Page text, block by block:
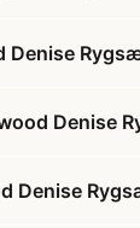
Denise
Denise